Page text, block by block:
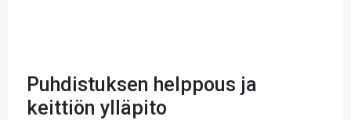
Puhdistuksen helppous ja
keittiön ylläpito